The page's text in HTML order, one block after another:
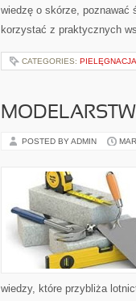
wiedzę o skórze, poznawać
korzystać z praktycznych
CATEGORIES:
POSTED BY ADMIN
wiedzy, które przybliża